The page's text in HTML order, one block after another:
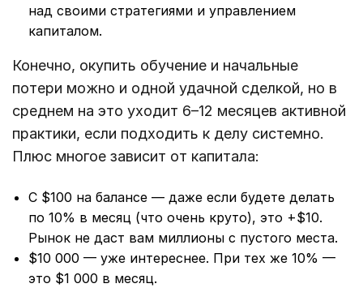
над своими стратегиями и управлением
капиталом.
Конечно, окупить обучение и начальные
потери можно и одной удачной сделкой, но в
среднем на это уходит 6–12 месяцев активной
практики, если подходить к делу системно.
Плюс многое зависит от капитала:
С $100 на балансе — даже если будете делать
по 10% в месяц (что очень круто), это +$10.
Рынок не даст вам миллионы с пустого места.
$10 000 — уже интереснее. При тех же 10% —
это $1 000 в месяц.